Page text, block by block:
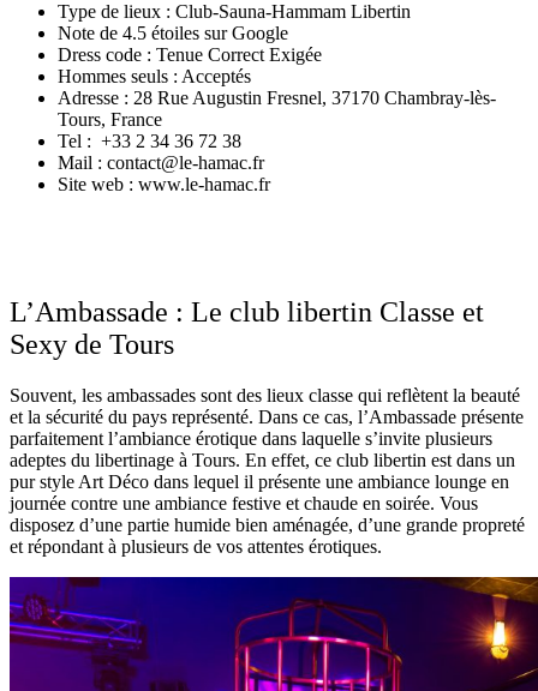
Type de lieux : Club-Sauna-Hammam Libertin
Note de 4.5 étoiles sur Google
Dress code : Tenue Correct Exigée
Hommes seuls : Acceptés
Adresse : 28 Rue Augustin Fresnel, 37170 Chambray-lès-
Tours, France
Tel : +33 2 34 36 72 38
Mail : contact@le-hamac.fr
Site web : www.le-hamac.fr
L’Ambassade : Le club libertin Classe et
Sexy de Tours
Souvent, les ambassades sont des lieux classe qui reflètent la beauté
et la sécurité du pays représenté. Dans ce cas, l’Ambassade présente
parfaitement l’ambiance érotique dans laquelle s’invite plusieurs
adeptes du libertinage à Tours. En effet, ce club libertin est dans un
pur style Art Déco dans lequel il présente une ambiance lounge en
journée contre une ambiance festive et chaude en soirée. Vous
disposez d’une partie humide bien aménagée, d’une grande propreté
et répondant à plusieurs de vos attentes érotiques.